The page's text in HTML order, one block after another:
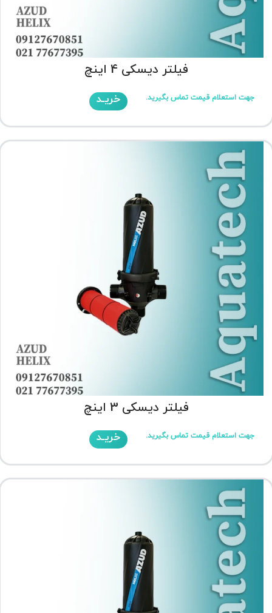
فیلتر دیسکی 4 اینچ
جهت استعلام قیمت تماس بگیرید. خریـد
فیلتر دیسکی 3 اینچ
جهت استعلام قیمت تماس بگیرید. خریـد